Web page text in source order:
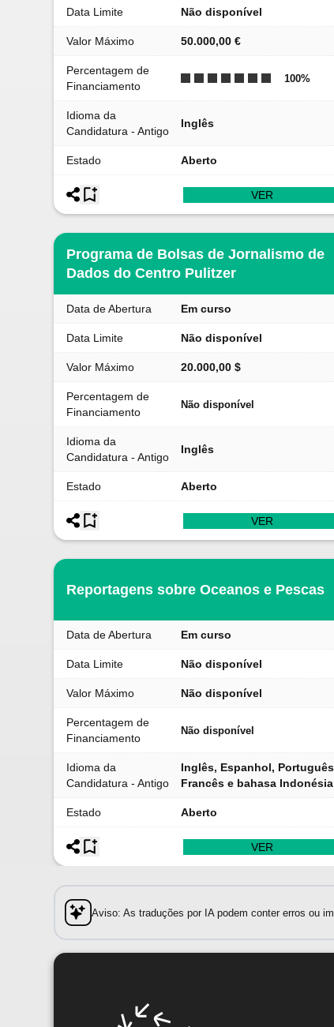
Data Limite Não disponível
Valor Máximo 50.000,00 €
Percentagem de
Financiamento
100%
Idioma da
Candidatura - Antigo
Inglês
Estado Aberto
VER
Programa de Bolsas de Jornalismo de
Dados do Centro Pulitzer
Data de Abertura Em curso
Data Limite Não disponível
Valor Máximo 20.000,00 $
Percentagem de
Financiamento
Não disponível
Idioma da
Candidatura - Antigo
Inglês
Estado Aberto
VER
Reportagens sobre Oceanos e Pescas
Data de Abertura Em curso
Data Limite Não disponível
Valor Máximo Não disponível
Percentagem de
Financiamento
Não disponível
Idioma da
Candidatura - Antigo
Inglês, Espanhol,
Francês e bahasa Indonésia
Estado Aberto
VER
Aviso: As traduções por IA podem conter erros ou